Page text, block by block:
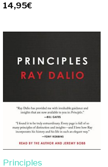
14,95€
Principles